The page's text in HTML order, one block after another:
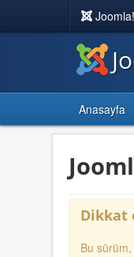
Joomla!
Anasayfa
Dikkat
Bu